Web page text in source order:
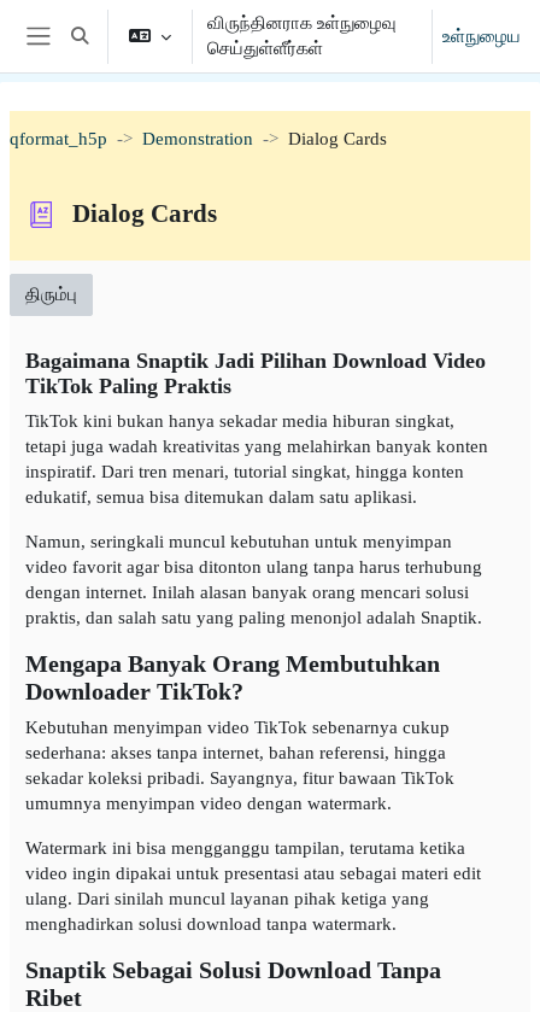
முக்கிய உள்ளடக்கத்திற்கு செல்க
Side panel
Toggle search input
விருந்தினராக உள்நுழைவு
செய்துள்ளீர்கள்
உள்நுழைய
qformat_h5p Demonstration Dialog Cards
Dialog Cards
திரும்பு
Bagaimana Snaptik Jadi Pilihan Download Video
TikTok Paling Praktis
TikTok kini bukan hanya sekadar media hiburan singkat,
tetapi juga wadah kreativitas yang melahirkan banyak konten
inspiratif. Dari tren menari, tutorial singkat, hingga konten
edukatif, semua bisa ditemukan dalam satu aplikasi.
Namun, seringkali muncul kebutuhan untuk menyimpan
video favorit agar bisa ditonton ulang tanpa harus terhubung
dengan internet. Inilah alasan banyak orang mencari solusi
praktis, dan salah satu yang paling menonjol adalah Snaptik.
Mengapa Banyak Orang Membutuhkan
Downloader TikTok?
Kebutuhan menyimpan video TikTok sebenarnya cukup
sederhana: akses tanpa internet, bahan referensi, hingga
sekadar koleksi pribadi. Sayangnya, fitur bawaan TikTok
umumnya menyimpan video dengan watermark.
Watermark ini bisa mengganggu tampilan, terutama ketika
video ingin dipakai untuk presentasi atau sebagai materi edit
ulang. Dari sinilah muncul layanan pihak ketiga yang
menghadirkan solusi download tanpa watermark.
Snaptik Sebagai Solusi Download Tanpa
Ribet